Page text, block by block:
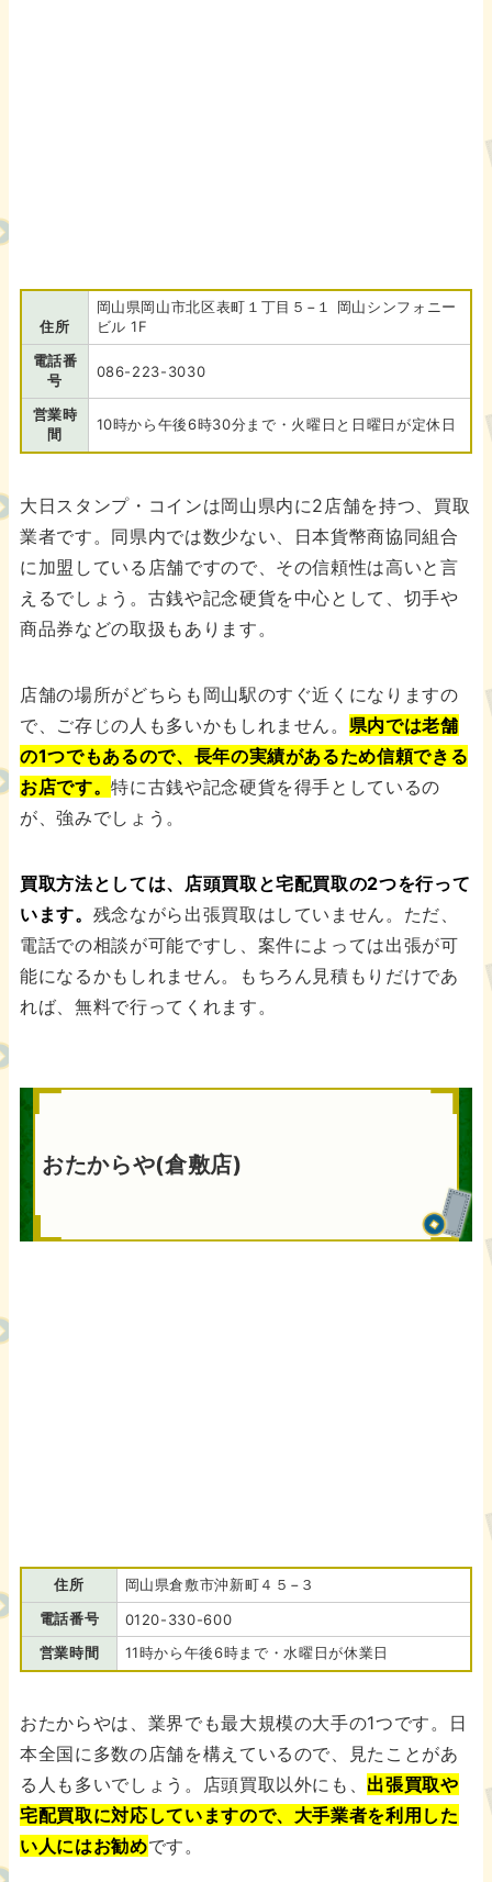
住所
岡山県岡山市北区表町１丁目５−１ 岡山シンフォニー
ビル 1F
電話番
号
086-223-3030
営業時
間
10時から午後6時30分まで・火曜日と日曜日が定休日
大日スタンプ・コインは岡山県内に2店舗を持つ、買取
業者です。同県内では数少ない、日本貨幣商協同組合
に加盟している店舗ですので、その信頼性は高いと言
えるでしょう。古銭や記念硬貨を中心として、切手や
商品券などの取扱もあります。
店舗の場所がどちらも岡山駅のすぐ近くになりますの
で、ご存じの人も多いかもしれません。 県内では老舗
の1つでもあるので、長年の実績があるため信頼できる
お店です。特に古銭や記念硬貨を得手としているの
が、強みでしょう。
買取方法としては、店頭買取と宅配買取の2つを行って
います。 残念ながら出張買取はしていません。ただ、
電話での相談が可能ですし、案件によっては出張が可
能になるかもしれません。もちろん見積もりだけであ
れば、無料で行ってくれます。
おたからや(倉敷店)
住所
岡山県倉敷市沖新町４５−３
電話番号
0120-330-600
営業時間
11時から午後6時まで・水曜日が休業日
おたからやは、業界でも最大規模の大手の1つです。日
本全国に多数の店舗を構えているので、見たことがあ
る人も多いでしょう。店頭買取以外にも、 出張買取や
宅配買取に対応していますので、大手業者を利用した
い人にはお勧めです。